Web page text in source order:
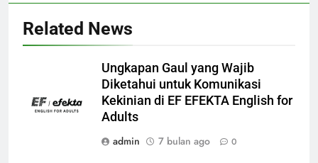
Related News
Ungkapan Gaul yang Wajib
Diketahui untuk Komunikasi
Kekinian di EF EFEKTA English for
Adults
admin
7 bulan ago 0